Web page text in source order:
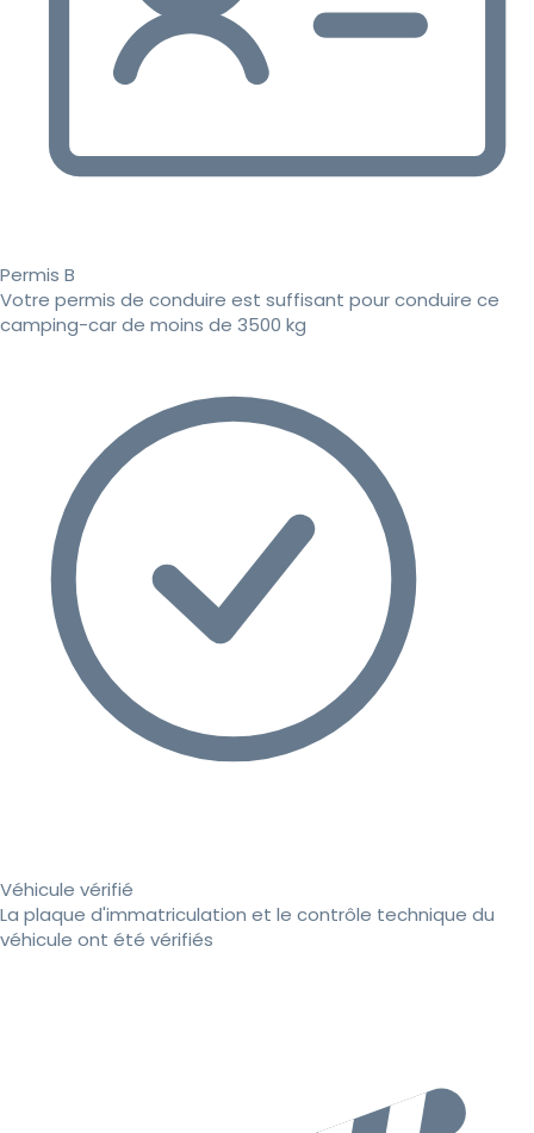
Permis B
Votre permis de conduire est suffisant pour conduire ce
camping-car de moins de 3500 kg
Véhicule vérifié
La plaque d'immatriculation et le contrôle technique du
véhicule ont été vérifiés